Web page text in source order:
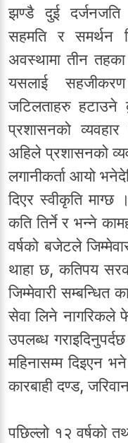
झण्डै दुई दर्जनजति
सहमति र समर्थन
अवस्थामा तीन
यसलाई
जटिलताहरु
प्रशासनको
अहिले प्रशासनको
लगानीकर्ता आयो
दिएर स्वीकृति
कति तिर्ने र भन्ने
वर्षको बजेटले
थाहा छ, कतिपय
जिम्मेवारी सम्बन्धित
सेवा लिने नागरिकले
उपलब्ध
महिनासम्म दिइएन
कारबाही दण्ड,
पछिल्लो १२ वर्षको